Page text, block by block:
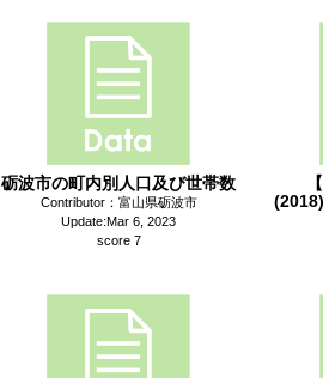
砺波市の町内別人口及び世帯数
Contributor：富山県砺波市
Update:Mar 6, 2023
score 7